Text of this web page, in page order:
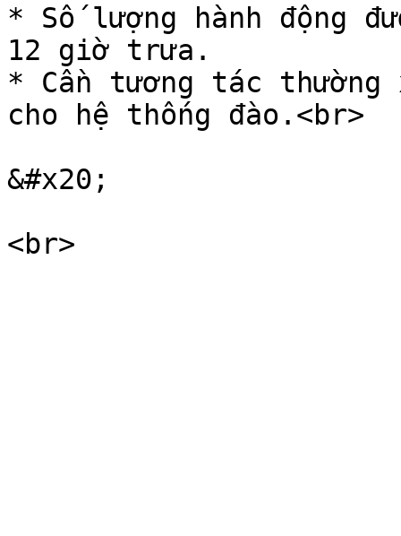
* Số lượng hành động
12 giờ trưa.
* Cần tương tác
cho hệ thống đào.<br>
&#x20;